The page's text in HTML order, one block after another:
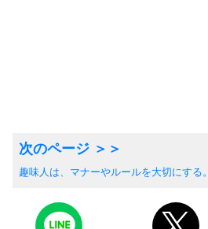
趣味人は、マナーやルールを大切にする。